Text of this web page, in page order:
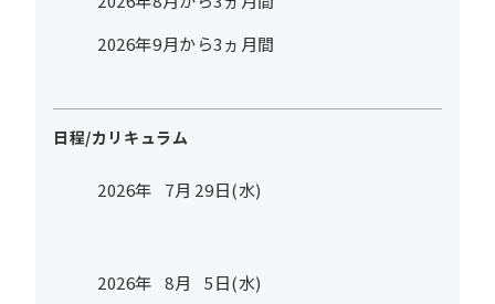
2026年9月から3ヵ月間
日程/カリキュラム
2026年 7月 29日(水)
2026年 8月 5日(水)